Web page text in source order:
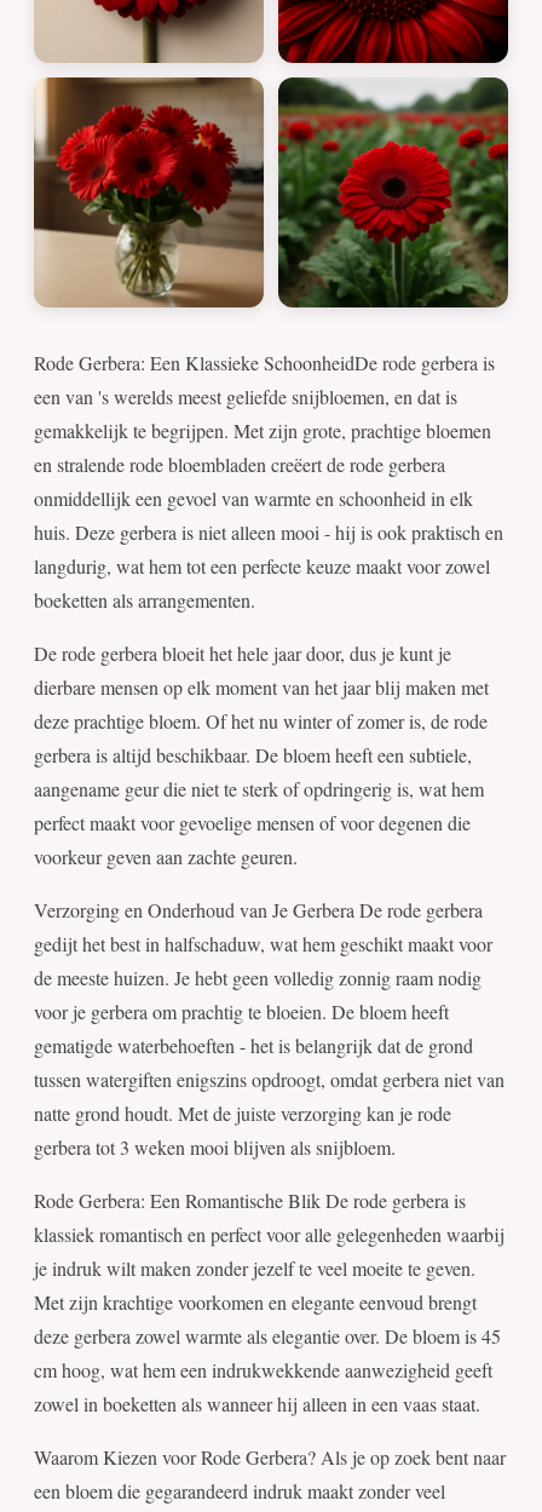
Rode Gerbera: Een Klassieke SchoonheidDe rode gerbera is
een van 's werelds meest geliefde snijbloemen, en dat is
gemakkelijk te begrijpen. Met zijn grote, prachtige bloemen
en stralende rode bloembladen creëert de rode gerbera
onmiddellijk een gevoel van warmte en schoonheid in elk
huis. Deze gerbera is niet alleen mooi - hij is ook praktisch en
langdurig, wat hem tot een perfecte keuze maakt voor zowel
boeketten als arrangementen.
De rode gerbera bloeit het hele jaar door, dus je kunt je
dierbare mensen op elk moment van het jaar blij maken met
deze prachtige bloem. Of het nu winter of zomer is, de rode
gerbera is altijd beschikbaar. De bloem heeft een subtiele,
aangename geur die niet te sterk of opdringerig is, wat hem
perfect maakt voor gevoelige mensen of voor degenen die
voorkeur geven aan zachte geuren.
Verzorging en Onderhoud van Je Gerbera De rode gerbera
gedijt het best in halfschaduw, wat hem geschikt maakt voor
de meeste huizen. Je hebt geen volledig zonnig raam nodig
voor je gerbera om prachtig te bloeien. De bloem heeft
gematigde waterbehoeften - het is belangrijk dat de grond
tussen watergiften enigszins opdroogt, omdat gerbera niet van
natte grond houdt. Met de juiste verzorging kan je rode
gerbera tot 3 weken mooi blijven als snijbloem.
Rode Gerbera: Een Romantische Blik De rode gerbera is
klassiek romantisch en perfect voor alle gelegenheden waarbij
je indruk wilt maken zonder jezelf te veel moeite te geven.
Met zijn krachtige voorkomen en elegante eenvoud brengt
deze gerbera zowel warmte als elegantie over. De bloem is 45
cm hoog, wat hem een indrukwekkende aanwezigheid geeft
zowel in boeketten als wanneer hij alleen in een vaas staat.
Waarom Kiezen voor Rode Gerbera? Als je op zoek bent naar
een bloem die gegarandeerd indruk maakt zonder veel